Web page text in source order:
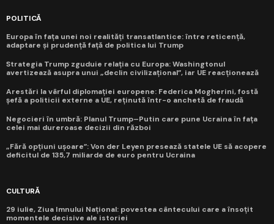
POLITICĂ
Europa în fața unei noi realități transatlantice: între reticență,
adaptare și prudență față de politica lui Trump
Strategia Trump zguduie relația cu Europa: Washingtonul
avertizează asupra unui „declin civilizațional”, iar UE reacționează
Arestări la vârful diplomației europene: Federica Mogherini, fostă
șefă a politicii externe a UE, reținută într-o anchetă de fraudă
Negocieri în umbră: Planul Trump–Putin care pune Ucraina în fața
celei mai dureroase decizii din război
„Fără opțiuni ușoare”: Von der Leyen presează statele UE să acopere
deficitul de 135,7 miliarde de euro pentru Ucraina
CULTURĂ
29 iulie, Ziua Imnului Național: povestea cântecului care a însoțit
momentele decisive ale istoriei